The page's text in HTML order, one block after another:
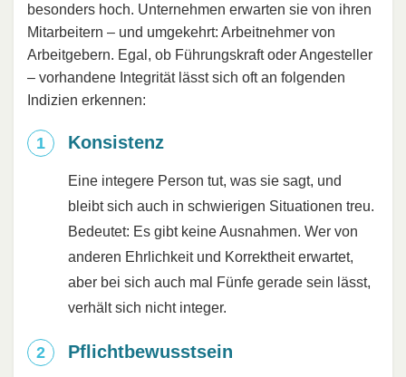
besonders hoch. Unternehmen erwarten sie von ihren
Mitarbeitern – und umgekehrt: Arbeitnehmer von
Arbeitgebern. Egal, ob Führungskraft oder Angesteller
– vorhandene Integrität lässt sich oft an folgenden
Indizien erkennen:
Konsistenz
Eine integere Person tut, was sie sagt, und
bleibt sich auch in schwierigen Situationen treu.
Bedeutet: Es gibt keine Ausnahmen. Wer von
anderen Ehrlichkeit und Korrektheit erwartet,
aber bei sich auch mal Fünfe gerade sein lässt,
verhält sich nicht integer.
Pflichtbewusstsein